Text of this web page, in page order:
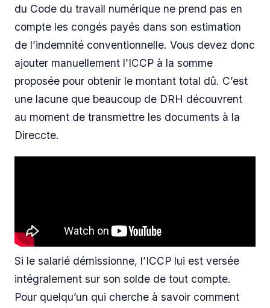
du Code du travail numérique ne prend pas en
compte les congés payés dans son estimation
de l’indemnité conventionnelle. Vous devez donc
ajouter manuellement l’ICCP à la somme
proposée pour obtenir le montant total dû. C’est
une lacune que beaucoup de DRH découvrent
au moment de transmettre les documents à la
Direccte.
Si le salarié démissionne, l’ICCP lui est versée
intégralement sur son solde de tout compte.
Pour quelqu’un qui cherche à savoir comment